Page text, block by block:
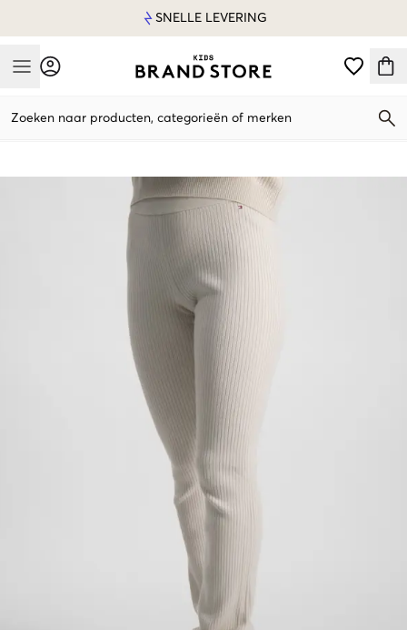
SNELLE LEVERING
Mobile Menu
Zoeken naar producten, categorieën of merken